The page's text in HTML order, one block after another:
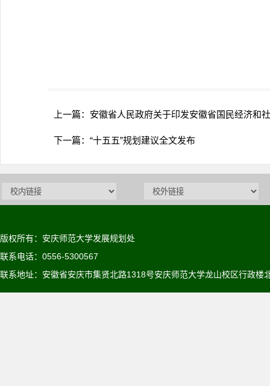
上一篇： 安徽省人民政府关于印发安徽省国民经济和
下一篇： “十五五”规划建议全文发布
版权所有：安庆师范大学发展规划处
联系电话：0556-5300567
联系地址：安徽省安庆市集贤北路1318号安庆师范大学龙山校区行政楼